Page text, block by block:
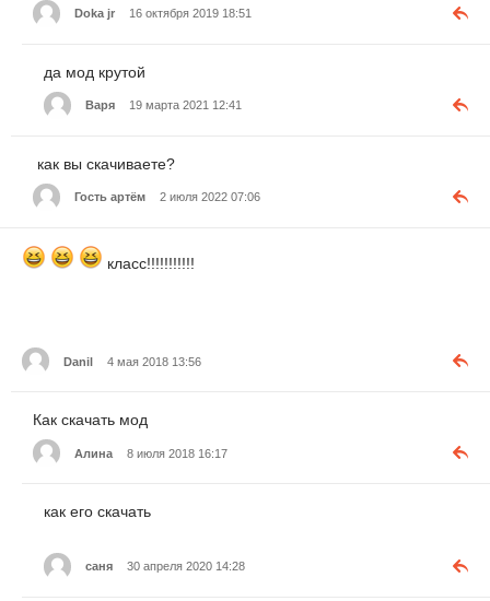
Doka jr 16 октября 2019 18:51
да мод крутой
Варя 19 марта 2021 12:41
как вы скачиваете?
Гость артём 2 июля 2022 07:06
класс!!!!!!!!!!!
Danil 4 мая 2018 13:56
Как скачать мод
Алина 8 июля 2018 16:17
как его скачать
саня 30 апреля 2020 14:28